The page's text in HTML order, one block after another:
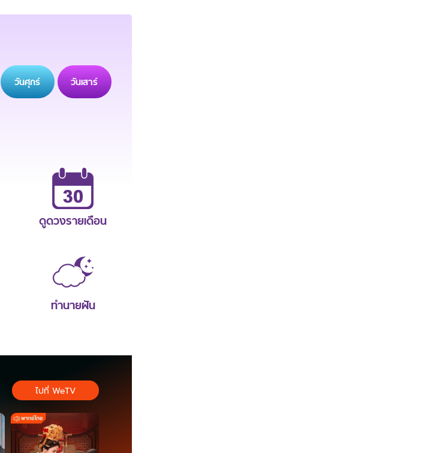
วันศุกร์ วันเสาร์
ดูดวงรายเดือน
ทำนายฝัน
ไปที่ WeTV